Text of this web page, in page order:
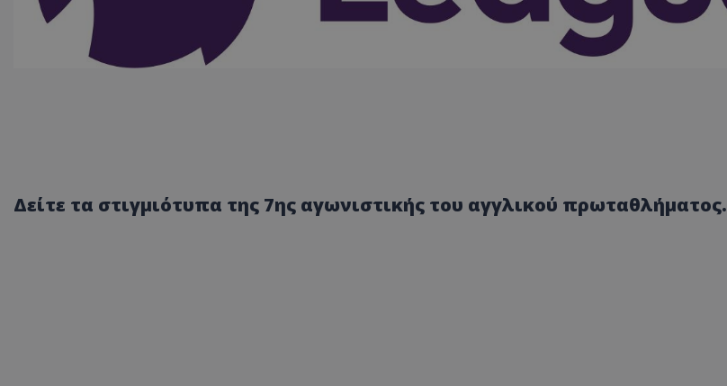
Δείτε τα στιγμιότυπα της 7ης αγωνιστικής του αγγλικού πρωταθλήματος.